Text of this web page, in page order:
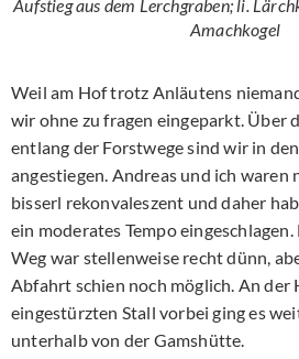
Aufstieg aus dem Lerchgraben; li.
Amachkogel
Weil am Hof trotz Anläutens
wir ohne zu fragen eingeparkt. Über
entlang der Forstwege sind wir in
angestiegen. Andreas und ich waren
bisserl rekonvaleszent und daher
ein moderates Tempo
Weg war stellenweise recht dünn,
Abfahrt schien noch möglich. An der
eingestürzten Stall vorbei ging es
unterhalb von der Gamshütte.